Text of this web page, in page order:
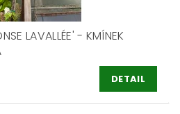
LAVALLÉE' - KMÍNEK
DETAIL